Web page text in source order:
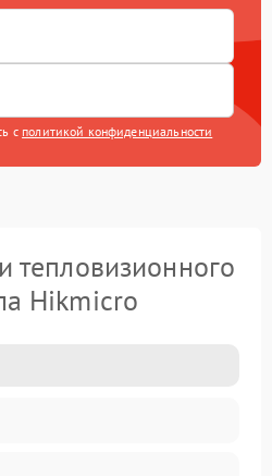
с политикой конфиденциальности
тепловизионного
Hikmicro